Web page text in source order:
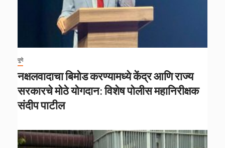
पुणे
नक्षलवादाचा बिमोड करण्यामध्ये केंद्र आणि राज्य
सरकारचे मोठे योगदान: विशेष पोलीस महानिरीक्षक
संदीप पाटील